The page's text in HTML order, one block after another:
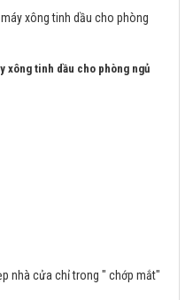
xông tinh dầu cho phòng ngủ